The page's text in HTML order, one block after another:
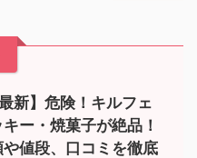
新】危険！キルフェ
ー・焼菓子が絶品！
や値段、口コミを徹底